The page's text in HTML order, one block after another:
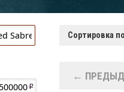
Сортировка
←